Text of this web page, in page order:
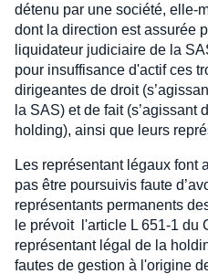
détenu par une société, elle-
dont la direction est assurée
liquidateur judiciaire de la
pour insuffisance d'actif ces
dirigeantes de droit
la SAS) et de fait (s’agissant
holding), ainsi que leurs
Les représentant légaux font
pas être poursuivis faute
représentants permanents
le prévoit l'article L 651-1 du
représentant légal de la
fautes de gestion à l'origine